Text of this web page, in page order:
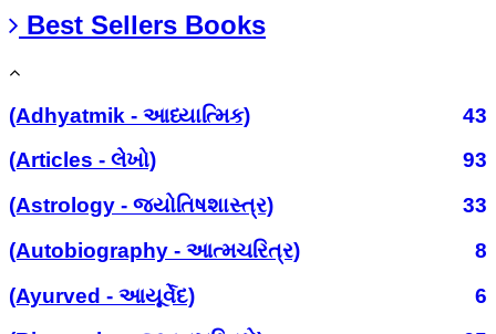
Best Sellers Books
(Adhyatmik - આધ્યાત્મિક)
43
(Articles - લેખો)
93
(Astrology - જ્યોતિષશાસ્ત્ર)
33
(Autobiography - આત્મચરિત્ર)
8
(Ayurved - આયૂર્વેદ)
6